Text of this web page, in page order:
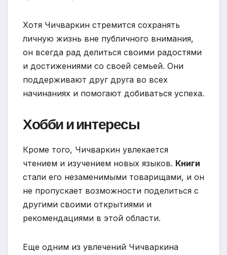
Хотя Чичваркин стремится сохранять
личную жизнь вне публичного внимания,
он всегда рад делиться своими радостями
и достижениями со своей семьей. Они
поддерживают друг друга во всех
начинаниях и помогают добиваться успеха.
Хобби и интересы
Кроме того, Чичваркин увлекается
чтением и изучением новых языков. Книги
стали его незаменимыми товарищами, и он
не пропускает возможности поделиться с
другими своими открытиями и
рекомендациями в этой области.
Еще одним из увлечений Чичваркина